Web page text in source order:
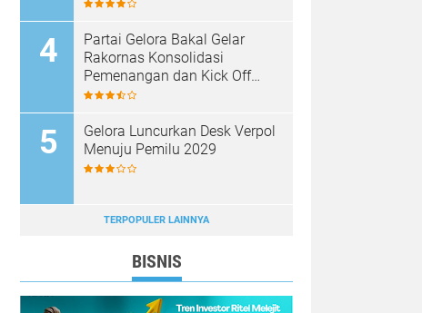
Partai Gelora Bakal Gelar
Rakornas Konsolidasi
Pemenangan dan Kick Off
Pencalegan
Gelora Luncurkan Desk Verpol
Menuju Pemilu 2029
TERPOPULER LAINNYA
BISNIS